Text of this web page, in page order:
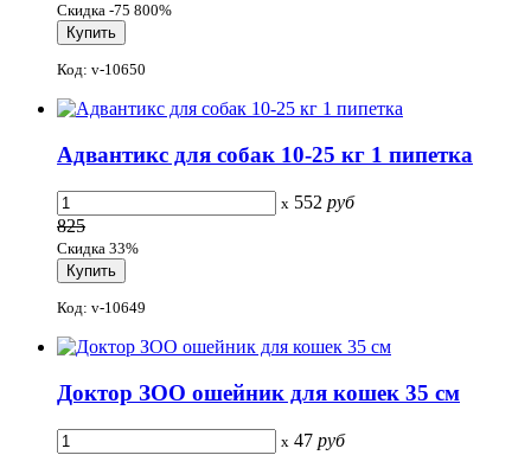
Скидка -75 800%
Код: v-10650
Адвантикс для собак 10-25 кг 1 пипетка
x 552 руб
825
Скидка 33%
Код: v-10649
Доктор ЗОО ошейник для кошек 35 см
x 47 руб